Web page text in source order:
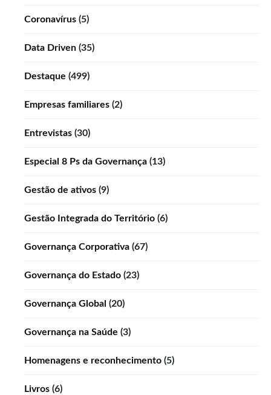
Coronavírus (5)
Data Driven (35)
Destaque (499)
Empresas familiares (2)
Entrevistas (30)
Especial 8 Ps da Governança (13)
Gestão de ativos (9)
Gestão Integrada do Território (6)
Governança Corporativa (67)
Governança do Estado (23)
Governança Global (20)
Governança na Saúde (3)
Homenagens e reconhecimento (5)
Livros (6)